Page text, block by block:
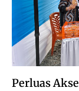
Perluas